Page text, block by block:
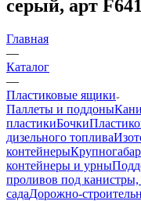
серый, арт
Главная
—
Каталог
—
Пластиковые ящики
Паллеты и поддоны
пластикиБочки
дизельного топлива
контейнеры
контейнеры и урны
проливов под
садаДорожно-